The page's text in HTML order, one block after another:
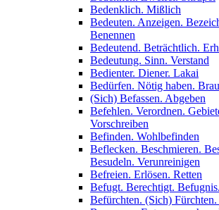
Bedenklich. Mißlich
Bedeuten. Anzeigen.
Benennen
Bedeutend. Beträchtlich.
Bedeutung. Sinn. Verstand
Bedienter. Diener. Lakai
Bedürfen. Nötig haben.
(Sich) Befassen. Abgeben
Befehlen. Verordnen.
Vorschreiben
Befinden. Wohlbefinden
Beflecken. Beschmieren.
Besudeln. Verunreinigen
Befreien. Erlösen. Retten
Befugt. Berechtigt.
Befürchten. (Sich) Fürchten.